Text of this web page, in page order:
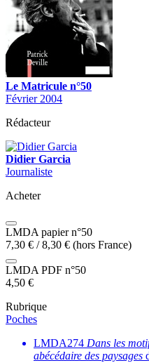
Le Matricule n°50
Février 2004
Rédacteur
Didier Garcia
Journaliste
Acheter
LMDA papier n°50
7,30 € /8,30 € (hors France)
LMDA PDF n°50
4,50 €
Rubrique
Poches
LMDA274 Dans les
abécédaire des paysages